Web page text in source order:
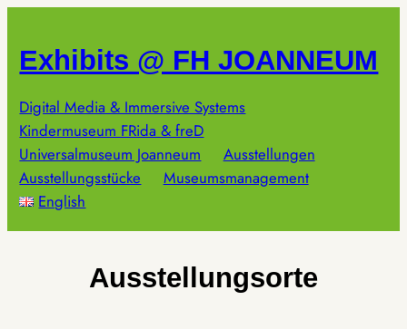
springen
Exhibits @ FH JOANNEUM
Digital Media & Immersive Systems
Kindermuseum FRida & freD
Universalmuseum Joanneum
Ausstellungen
Ausstellungsstücke
Museumsmanagement
English
Ausstellungsorte